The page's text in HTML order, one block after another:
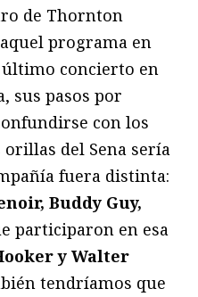
de Thornton
programa en
último concierto en
sus pasos por
con los
del Sena sería
fuera distinta:
Buddy Guy,
participaron en esa
y Walter
tendríamos que